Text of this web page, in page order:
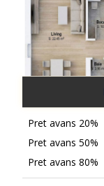
Pret avans 20%
Pret avans 50%
Pret avans 80%